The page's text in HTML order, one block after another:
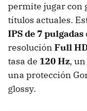
permite jugar con
títulos actuales.
IPS de 7 pulgadas
resolución Full
tasa de 120 Hz,
una protección
glossy.